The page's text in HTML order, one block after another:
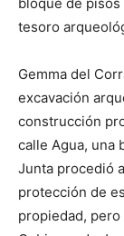
tesoro
Gemma del
excavación
construcción
calle Agua, una
Junta procedió
protección de
propiedad,